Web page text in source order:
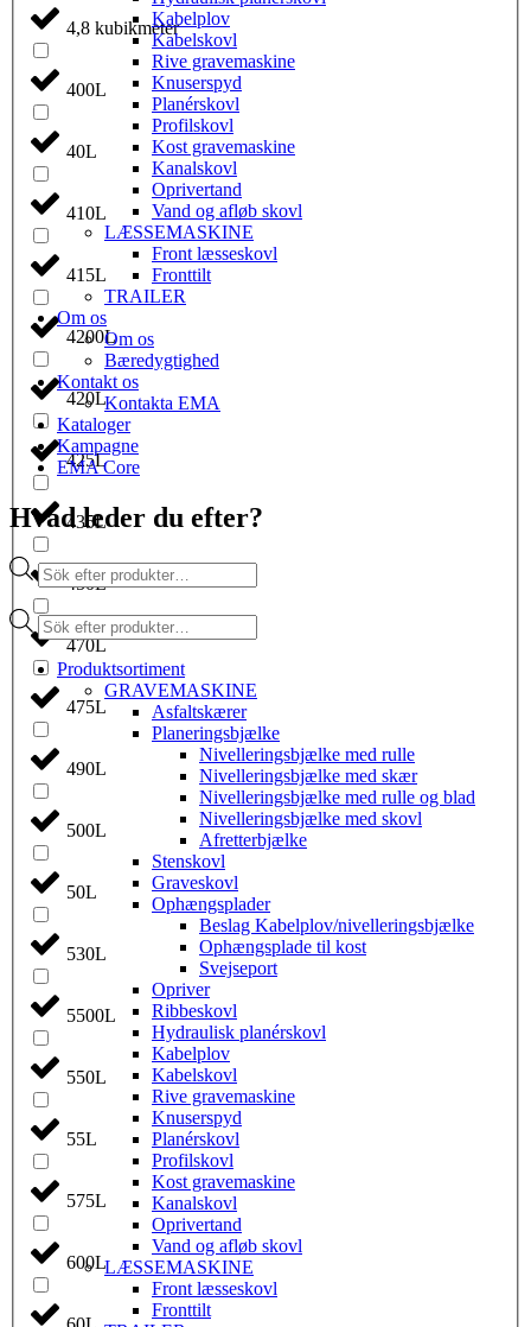
4,8 kubikmeter
400L
40L
410L
415L
4200L
420L
425L
435L
450L
470L
475L
490L
500L
50L
530L
5500L
550L
55L
575L
600L
Kabelplov
Kabelskovl
Rive gravemaskine
Knuserspyd
Planérskovl
Profilskovl
Kost gravemaskine
Kanalskovl
Oprivertand
Vand og afløb skovl
LÆSSEMASKINE
Front læsseskovl
Fronttilt
TRAILER
Om os
Om os
Bæredygtighed
Kontakt os
Kontakta EMA
Kataloger
Kampagne
EMA Core
Hvad leder du efter?
Products
search
Products
search
Produktsortiment
GRAVEMASKINE
Asfaltskærer
Planeringsbjælke
Nivelleringsbjælke med rulle
Nivelleringsbjælke med skær
Nivelleringsbjælke med rulle og blad
Nivelleringsbjælke med skovl
Afretterbjælke
Stenskovl
Graveskovl
Ophængsplader
Beslag Kabelplov/nivelleringsbjælke
Ophængsplade til kost
Svejseport
Opriver
Ribbeskovl
Hydraulisk planérskovl
Kabelplov
Kabelskovl
Rive gravemaskine
Knuserspyd
Planérskovl
Profilskovl
Kost gravemaskine
Kanalskovl
Oprivertand
Vand og afløb skovl
LÆSSEMASKINE
Front læsseskovl
Fronttilt